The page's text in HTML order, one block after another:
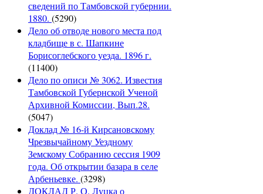
сведений по Тамбовской губернии.
1880. (5290)
Дело об отводе нового места под
кладбище в с. Шапкине
Борисоглебского уезда. 1896 г.
(11400)
Дело по описи № 3062. Известия
Тамбовской Губернской Ученой
Архивной Комиссии, Вып.28.
(5047)
Доклад № 16-й Кирсановскому
Чрезвычайному Уездному
Земскому Собранию сессия 1909
года. Об открытии базара в селе
Арбеньевке. (3298)
ДОКЛАД Р. О. Луцка о